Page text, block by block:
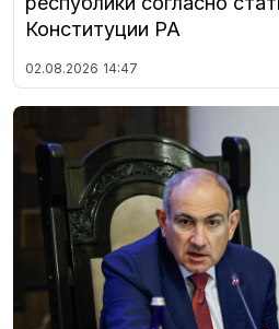
Конституции РА
02.08.2026 14:47